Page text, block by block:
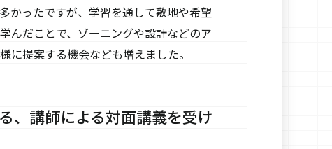
かったですが、学習を通して敷地や希望
んだことで、ゾーニングや設計などのア
に提案する機会なども増えました。
、講師による対面講義を受け